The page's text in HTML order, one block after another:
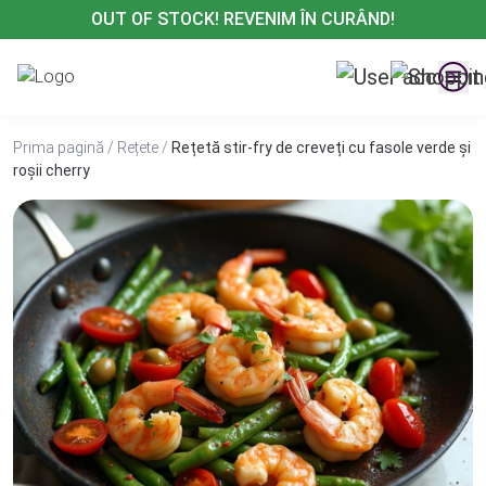
la
conținut
OUT OF STOCK! REVENIM ÎN CURÂND!
Prima pagină / Rețete / Rețetă stir-fry de creveți cu fasole verde și
roșii cherry